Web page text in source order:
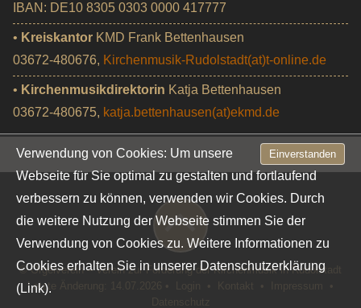
IBAN: DE10 8305 0303 0000 417777
• Kreiskantor KMD Frank Bettenhausen
03672-480676, Kirchenmusik-Rudolstadt(at)t-online.de
• Kirchenmusikdirektorin Katja Bettenhausen
03672-480675, katja.bettenhausen(at)ekmd.de
© Orgelverein – Verein zur Förderung der Kirchenmusik in Rudolstadt
Letzte Änderung: 14.07.2026 •
Login • Kontakt • Impressum
•
Datenschutz
Einverstanden
Verwendung von Cookies: Um unsere
Webseite für Sie optimal zu gestalten und fortlaufend
verbessern zu können, verwenden wir Cookies. Durch
die weitere Nutzung der Webseite stimmen Sie der
Verwendung von Cookies zu. Weitere Informationen zu
Cookies erhalten Sie in unserer Datenschutzerklärung
(Link).